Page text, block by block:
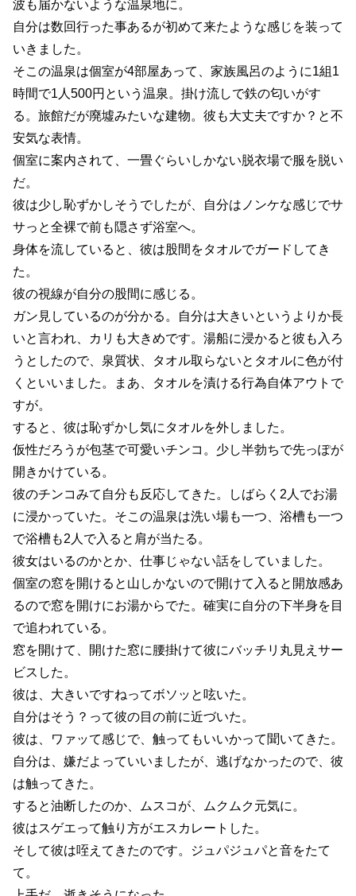
波も届かないような温泉地に。
自分は数回行った事あるが初めて来たような感じを装って
いきました。
そこの温泉は個室が4部屋あって、家族風呂のように1組1
時間で1人500円という温泉。掛け流しで鉄の匂いがす
る。旅館だが廃墟みたいな建物。彼も大丈夫ですか？と不
安気な表情。
個室に案内されて、一畳ぐらいしかない脱衣場で服を脱い
だ。
彼は少し恥ずかしそうでしたが、自分はノンケな感じでサ
サっと全裸で前も隠さず浴室へ。
身体を流していると、彼は股間をタオルでガードしてき
た。
彼の視線が自分の股間に感じる。
ガン見しているのが分かる。自分は大きいというよりか長
いと言われ、カリも大きめです。湯船に浸かると彼も入ろ
うとしたので、泉質状、タオル取らないとタオルに色が付
くといいました。まあ、タオルを漬ける行為自体アウトで
すが。
すると、彼は恥ずかし気にタオルを外しました。
仮性だろうが包茎で可愛いチンコ。少し半勃ちで先っぽが
開きかけている。
彼のチンコみて自分も反応してきた。しばらく2人でお湯
に浸かっていた。そこの温泉は洗い場も一つ、浴槽も一つ
で浴槽も2人で入ると肩が当たる。
彼女はいるのかとか、仕事じゃない話をしていました。
個室の窓を開けると山しかないので開けて入ると開放感あ
るので窓を開けにお湯からでた。確実に自分の下半身を目
で追われている。
窓を開けて、開けた窓に腰掛けて彼にバッチリ丸見えサー
ビスした。
彼は、大きいですねってボソッと呟いた。
自分はそう？って彼の目の前に近づいた。
彼は、ワァッて感じで、触ってもいいかって聞いてきた。
自分は、嫌だよっていいましたが、逃げなかったので、彼
は触ってきた。
すると油断したのか、ムスコが、ムクムク元気に。
彼はスゲエって触り方がエスカレートした。
そして彼は咥えてきたのです。ジュパジュパと音をたて
て。